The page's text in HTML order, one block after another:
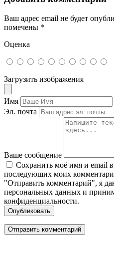
Ваш адрес email не будет
помечены *
Оценка
Загрузить изображения
Имя
Эл. почта
Ваше сообщение
Сохранить моё имя и email в
последующих моих
"Отправить комментарий", я
персональных данных и
конфиденциальности.
Опубликовать